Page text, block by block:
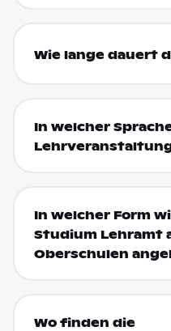
Wie lange dauert
In welcher
In welcher Form
Studium Lehramt
Oberschulen
Wo finden die